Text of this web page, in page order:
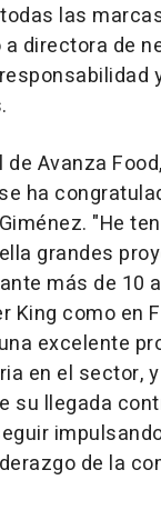
las
directora de
Avanza
ha
"He
grandes
más de 10
King como en
excelente
en el sector,
su llegada
de la